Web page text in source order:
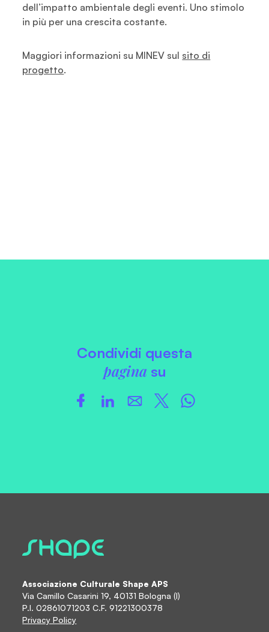
dell’impatto ambientale degli eventi. Uno stimolo
in più per una crescita costante.
Maggiori informazioni su MINEV sul sito di
progetto.
Condividi questa
paginasu
Associazione Culturale Shape APS
Via Camillo Casarini 19, 40131 Bologna (I)
P.I. 02861071203 C.F. 91221300378
Privacy Policy